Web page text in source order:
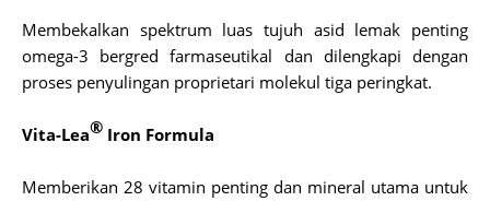
Membekalkan spektrum luas tujuh asid lemak penting
omega-3 bergred farmaseutikal dan dilengkapi dengan
proses penyulingan proprietari molekul tiga peringkat.
Vita-Lea® Iron Formula
Memberikan 28 vitamin penting dan mineral utama untuk